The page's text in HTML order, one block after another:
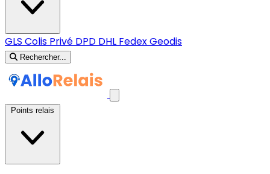
GLS Colis Privé DPD DHL FedexGeodis
Rechercher...